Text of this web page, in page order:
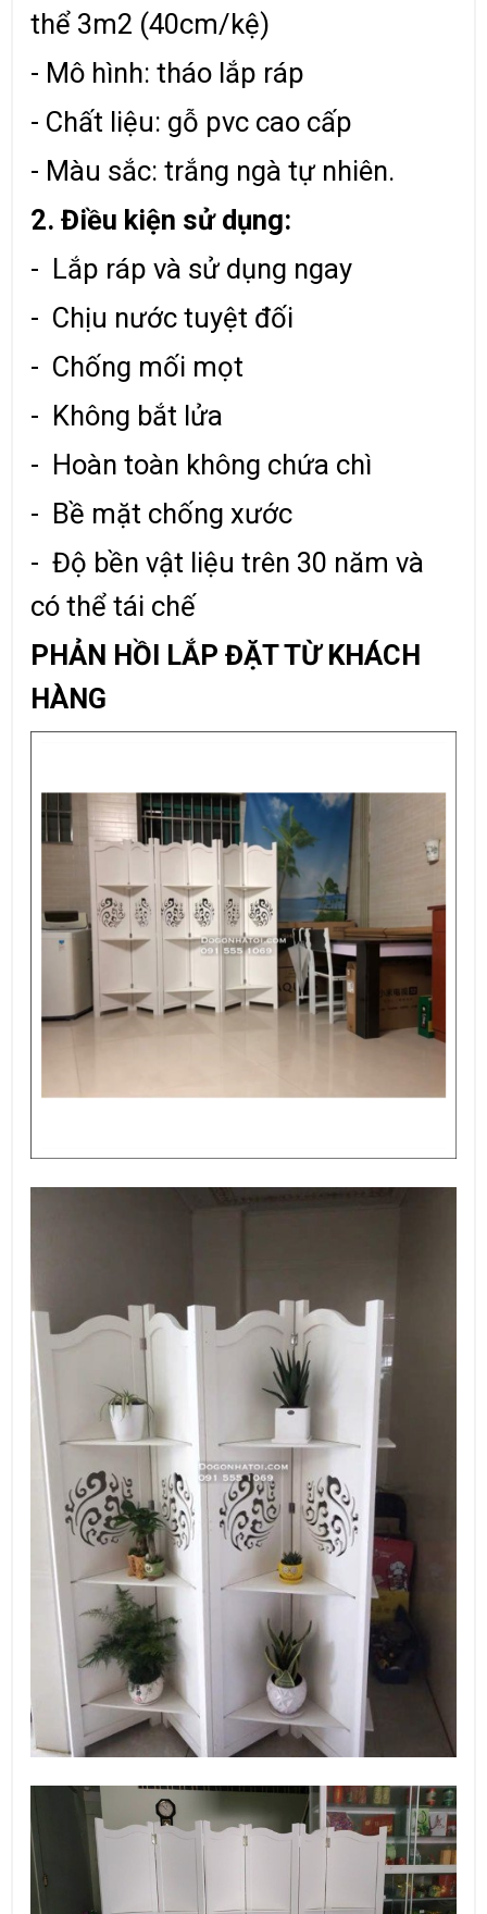
thể 3m2 (40cm/kệ)
- Mô hình: tháo lắp ráp
- Chất liệu: gỗ pvc cao cấp
- Màu sắc: trắng ngà tự nhiên.
2. Điều kiện sử dụng:
- Lắp ráp và sử dụng ngay
- Chịu nước tuyệt đối
- Chống mối mọt
- Không bắt lửa
- Hoàn toàn không chứa chì
- Bề mặt chống xước
- Độ bền vật liệu trên 30 năm và
có thể tái chế
PHẢN HỒI LẮP ĐẶT TỪ KHÁCH
HÀNG